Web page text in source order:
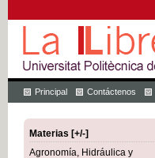
Principal Contáctenos
Materias [+/-]
Agronomía, Hidráulica y